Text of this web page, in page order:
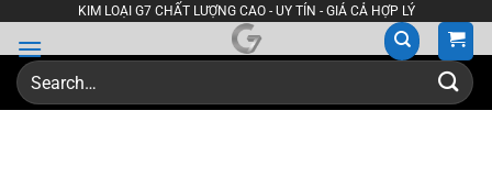
content
KIM LOẠI G7 CHẤT LƯỢNG CAO - UY TÍN - GIÁ CẢ HỢP LÝ
Search
for: